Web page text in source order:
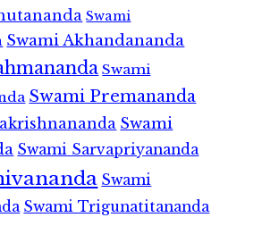
Swami
Swami Akhandananda
Swami
Swami Premananda
Swami
Swami Sarvapriyananda
Swami
Swami Trigunatitananda